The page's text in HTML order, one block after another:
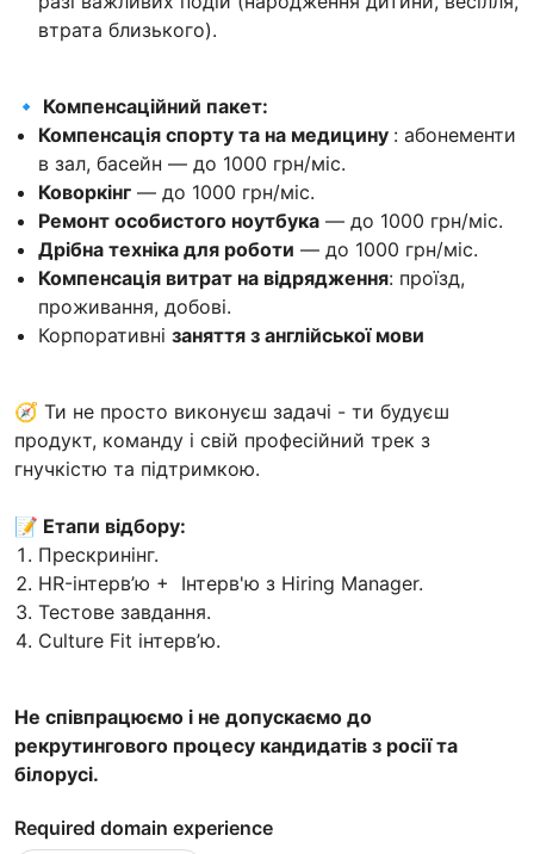
втрата близького).
🔹 Компенсаційний пакет:
Компенсація спорту та на медицину : абонементи
в зал, басейн — до 1000 грн/міс.
Коворкінг — до 1000 грн/міс.
Ремонт особистого ноутбука — до 1000 грн/міс.
Дрібна техніка для роботи — до 1000 грн/міс.
Компенсація витрат на відрядження: проїзд,
проживання, добові.
Корпоративні заняття з англійської мови
🧭 Ти не просто виконуєш задачі - ти будуєш
продукт, команду і свій професійний трек з
гнучкістю та підтримкою.
📝 Етапи відбору:
Прескринінг.
HR-інтерв’ю + Інтерв'ю з Hiring Manager.
Тестове завдання.
Culture Fit інтерв’ю.
Не співпрацюємо і не допускаємо до
рекрутингового процесу кандидатів з росії та
білорусі.
Required domain experience